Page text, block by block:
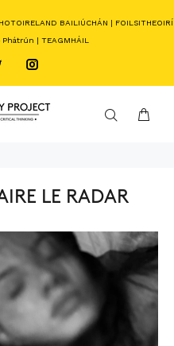
BAILIÚCHÁN | FOILSITHEOIRÍ
Phátrún | TEAGMHÁIL
LE RADAR